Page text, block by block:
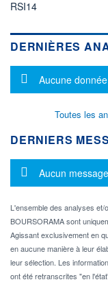
RSI14
DERNIÈRES
Message
Aucune
Toutes les
DERNIERS
Message
Aucun
L'ensemble des analyses
BOURSORAMA sont
Agissant exclusivement en
en aucune manière à leur
leur sélection. Les
ont été retranscrites "en